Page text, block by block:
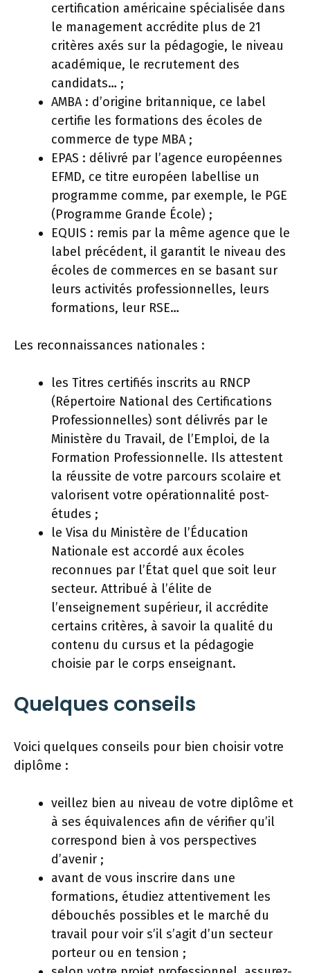
certification américaine spécialisée dans
le management accrédite plus de 21
critères axés sur la pédagogie, le niveau
académique, le recrutement des
candidats… ;
AMBA : d’origine britannique, ce label
certifie les formations des écoles de
commerce de type MBA ;
EPAS : délivré par l’agence européennes
EFMD, ce titre européen labellise un
programme comme, par exemple, le PGE
(Programme Grande École) ;
EQUIS : remis par la même agence que le
label précédent, il garantit le niveau des
écoles de commerces en se basant sur
leurs activités professionnelles, leurs
formations, leur RSE…
Les reconnaissances nationales :
les Titres certifiés inscrits au RNCP
(Répertoire National des Certifications
Professionnelles) sont délivrés par le
Ministère du Travail, de l’Emploi, de la
Formation Professionnelle. Ils attestent
la réussite de votre parcours scolaire et
valorisent votre opérationnalité post-
études ;
le Visa du Ministère de l’Éducation
Nationale est accordé aux écoles
reconnues par l’État quel que soit leur
secteur. Attribué à l’élite de
l’enseignement supérieur, il accrédite
certains critères, à savoir la qualité du
contenu du cursus et la pédagogie
choisie par le corps enseignant.
Quelques conseils
Voici quelques conseils pour bien choisir votre
diplôme :
veillez bien au niveau de votre diplôme et
à ses équivalences afin de vérifier qu’il
correspond bien à vos perspectives
d’avenir ;
avant de vous inscrire dans une
formations, étudiez attentivement les
débouchés possibles et le marché du
travail pour voir s’il s’agit d’un secteur
porteur ou en tension ;